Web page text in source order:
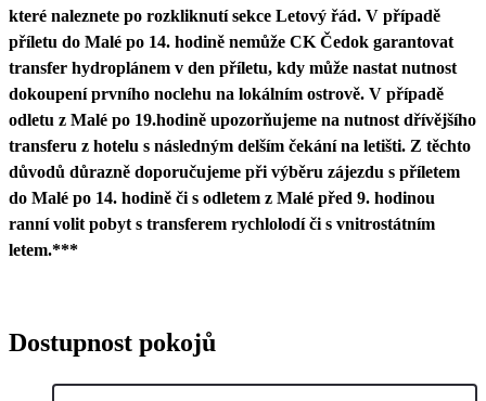
které naleznete po rozkliknutí sekce Letový řád. V případě
příletu do Malé po 14. hodině nemůže CK Čedok garantovat
transfer hydroplánem v den příletu, kdy může nastat nutnost
dokoupení prvního noclehu na lokálním ostrově. V případě
odletu z Malé po 19.hodině upozorňujeme na nutnost dřívějšího
transferu z hotelu s následným delším čekání na letišti. Z těchto
důvodů důrazně doporučujeme při výběru zájezdu s příletem
do Malé po 14. hodině či s odletem z Malé před 9. hodinou
ranní volit pobyt s transferem rychlolodí či s vnitrostátním
letem.***
Dostupnost pokojů